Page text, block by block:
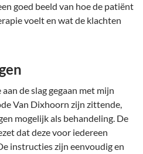
goed beeld van hoe de patiënt
voelt en wat de klachten
de slag gegaan met mijn
Van Dixhoorn zijn zittende,
mogelijk als behandeling. De
dat deze voor iedereen
instructies zijn eenvoudig en